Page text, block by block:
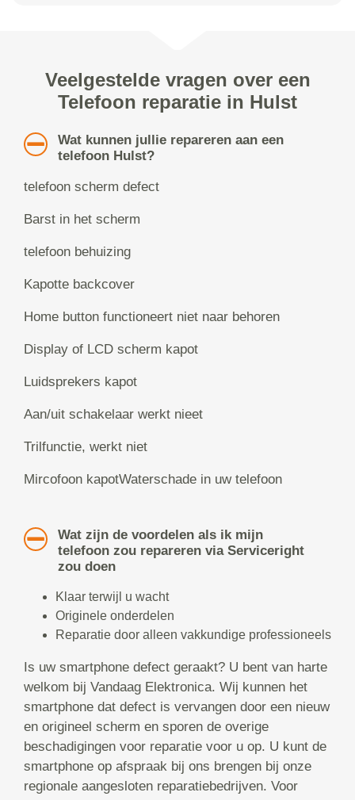
Veelgestelde vragen over een
Telefoon reparatie in Hulst
Wat kunnen jullie repareren aan een
telefoon Hulst?
telefoon scherm defect
Barst in het scherm
telefoon behuizing
Kapotte backcover
Home button functioneert niet naar behoren
Display of LCD scherm kapot
Luidsprekers kapot
Aan/uit schakelaar werkt nieet
Trilfunctie, werkt niet
Mircofoon kapotWaterschade in uw telefoon
Wat zijn de voordelen als ik mijn
telefoon zou repareren via Serviceright
zou doen
Klaar terwijl u wacht
Originele onderdelen
Reparatie door alleen vakkundige professioneels
Is uw smartphone defect geraakt? U bent van harte
welkom bij Vandaag Elektronica. Wij kunnen het
smartphone dat defect is vervangen door een nieuw
en origineel scherm en sporen de overige
beschadigingen voor reparatie voor u op. U kunt de
smartphone op afspraak bij ons brengen bij onze
regionale aangesloten reparatiebedrijven. Voor